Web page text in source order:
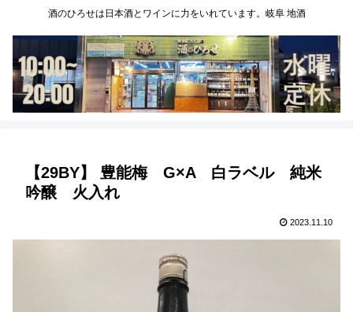
酒のひろせは日本酒とワインに力をいれています。岐阜 地酒
【29BY】 豊能梅 G×A 白ラベル 純米
吟醸 火入れ
2023.11.10